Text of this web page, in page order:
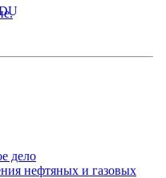
дело
нефтяных и газовых